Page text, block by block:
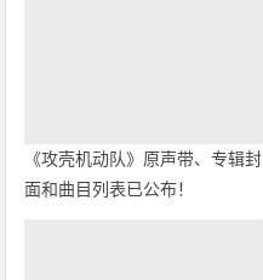
《攻壳机动队》原声带、专辑封
面和曲目列表已公布！